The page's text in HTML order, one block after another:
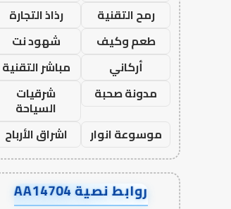
رمح التقنية
رذاذ التجارة
طعم وكيف
شهود نت
أركاني
مباشر التقنية
مدونة صحبة
شرقيات
السياحة
موسوعة انوار
اشراق الأرباح
روابط نصية AA14704